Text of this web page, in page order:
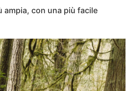
ampia, con una più facile